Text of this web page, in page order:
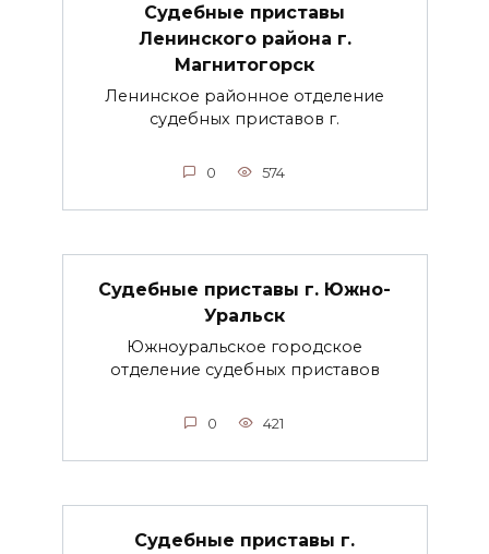
Судебные приставы
Ленинского района г.
Магнитогорск
Ленинское районное отделение
судебных приставов г.
0 574
Судебные приставы г. Южно-
Уральск
Южноуральское городское
отделение судебных приставов
0 421
Судебные приставы г.